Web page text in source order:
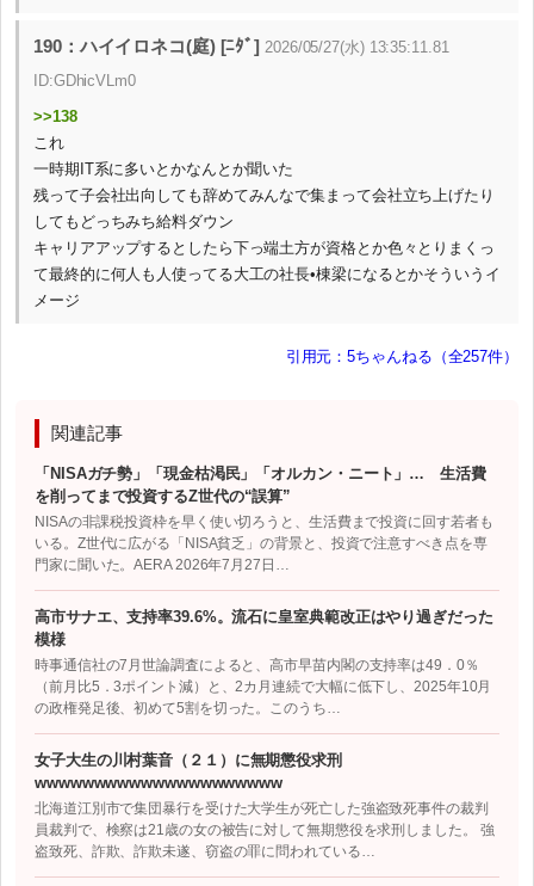
190：ハイイロネコ(庭) [ﾆﾀﾞ] 2026/05/27(水) 13:35:11.81
ID:GDhicVLm0
>>138
これ
一時期IT系に多いとかなんとか聞いた
残って子会社出向しても辞めてみんなで集まって会社立ち上げたり
してもどっちみち給料ダウン
キャリアアップするとしたら下っ端土方が資格とか色々とりまくっ
て最終的に何人も人使ってる大工の社長•棟梁になるとかそういうイ
メージ
引用元：5ちゃんねる（全257件）
関連記事
「NISAガチ勢」「現金枯渇民」「オルカン・ニート」… 生活費
を削ってまで投資するZ世代の“誤算”
NISAの非課税投資枠を早く使い切ろうと、生活費まで投資に回す若者も
いる。Z世代に広がる「NISA貧乏」の背景と、投資で注意すべき点を専
門家に聞いた。AERA 2026年7月27日…
高市サナエ、支持率39.6%。流石に皇室典範改正はやり過ぎだった
模様
時事通信社の7月世論調査によると、高市早苗内閣の支持率は49．0％
（前月比5．3ポイント減）と、2カ月連続で大幅に低下し、2025年10月
の政権発足後、初めて5割を切った。このうち…
女子大生の川村葉音（２１）に無期懲役求刑
wwwwwwwwwwwwwwwwwwwww
北海道江別市で集団暴行を受けた大学生が死亡した強盗致死事件の裁判
員裁判で、検察は21歳の女の被告に対して無期懲役を求刑しました。 強
盗致死、詐欺、詐欺未遂、窃盗の罪に問われている…